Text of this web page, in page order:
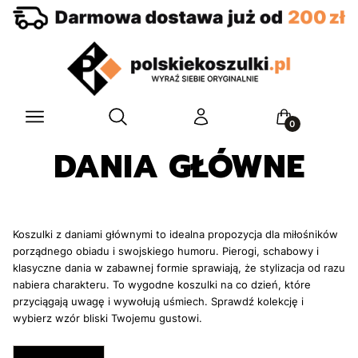
Menu Otwórz wyszukiwarkę
Szukaj Zaloguj się Koszyk
DANIA GŁÓWNE
Koszulki z daniami głównymi to idealna propozycja dla miłośników
porządnego obiadu i swojskiego humoru. Pierogi, schabowy i
klasyczne dania w zabawnej formie sprawiają, że stylizacja od razu
nabiera charakteru. To wygodne koszulki na co dzień, które
przyciągają uwagę i wywołują uśmiech. Sprawdź kolekcję i
wybierz wzór bliski Twojemu gustowi.